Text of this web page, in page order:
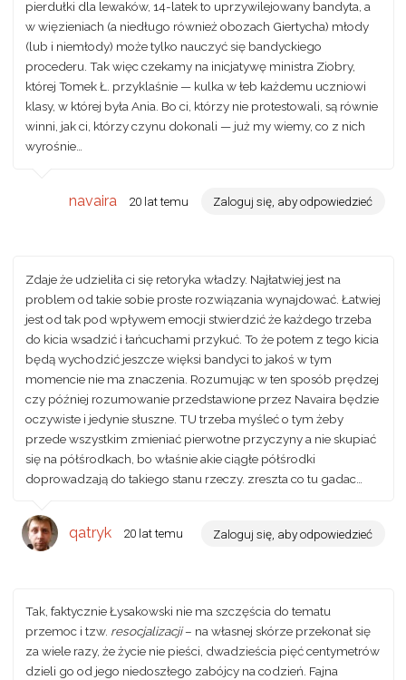
pierdułki dla lewaków, 14-latek to uprzywilejowany bandyta, a
w więzieniach (a niedługo również obozach Giertycha) młody
(lub i niemłody) może tylko nauczyć się bandyckiego
procederu. Tak więc czekamy na inicjatywę ministra Ziobry,
której Tomek Ł. przyklaśnie — kulka w łeb każdemu uczniowi
klasy, w której była Ania. Bo ci, którzy nie protestowali, są równie
winni, jak ci, którzy czynu dokonali — już my wiemy, co z nich
wyrośnie…
navaira 20 lat temu Zaloguj się, aby odpowiedzieć
Zdaje że udzieliła ci się retoryka władzy. Najłatwiej jest na
problem od takie sobie proste rozwiązania wynajdować. Łatwiej
jest od tak pod wpływem emocji stwierdzić że każdego trzeba
do kicia wsadzić i łańcuchami przykuć. To że potem z tego kicia
będą wychodzić jeszcze więksi bandyci to jakoś w tym
momencie nie ma znaczenia. Rozumując w ten sposób prędzej
czy później rozumowanie przedstawione przez Navaira będzie
oczywiste i jedynie słuszne. TU trzeba myśleć o tym żeby
przede wszystkim zmieniać pierwotne przyczyny a nie skupiać
się na półśrodkach, bo właśnie akie ciągłe półśrodki
doprowadzają do takiego stanu rzeczy. zreszta co tu gadac…
qatryk 20 lat temu Zaloguj się, aby odpowiedzieć
Tak, faktycznie Łysakowski nie ma szczęścia do tematu
przemoc i tzw. resocjalizacji– na własnej skórze przekonał się
za wiele razy, że życie nie pieści, dwadzieścia pięć centymetrów
dzieli go od jego niedoszłego zabójcy na codzień. Fajna